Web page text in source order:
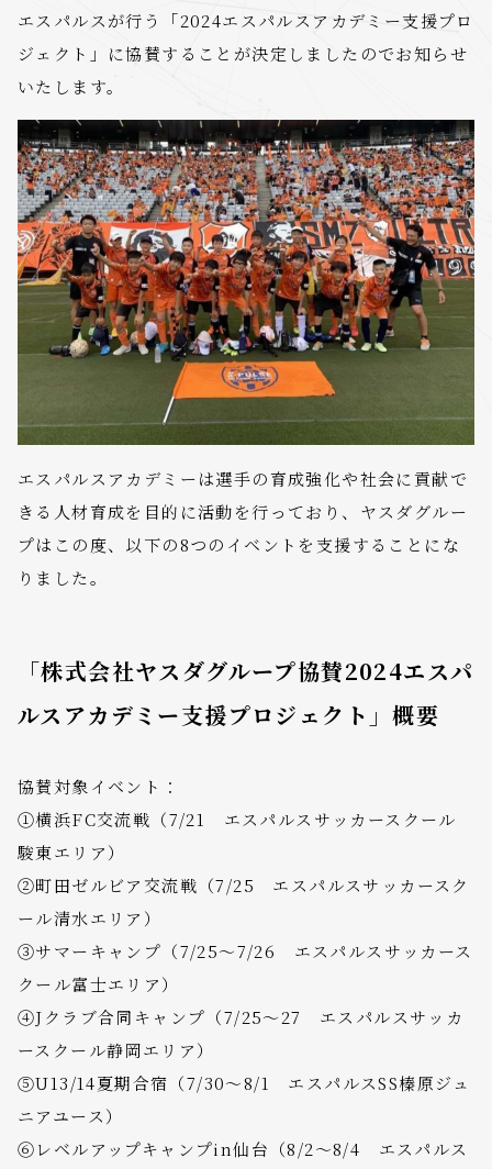
エスパルスが行う「2024エスパルスアカデミー支援プロ
ジェクト」に協賛することが決定しましたのでお知らせ
いたします。
エスパルスアカデミーは選手の育成強化や社会に貢献で
きる人材育成を目的に活動を行っており、ヤスダグルー
プはこの度、以下の8つのイベントを支援することにな
りました。
「株式会社ヤスダグループ協賛2024エスパ
ルスアカデミー支援プロジェクト」概要
協賛対象イベント：
①横浜FC交流戦（7/21 エスパルスサッカースクール
駿東エリア）
②町田ゼルビア交流戦（7/25 エスパルスサッカースク
ール清水エリア）
③サマーキャンプ（7/25～7/26 エスパルスサッカース
クール富士エリア）
④Jクラブ合同キャンプ（7/25～27 エスパルスサッカ
ースクール静岡エリア）
⑤U13/14夏期合宿（7/30～8/1 エスパルスSS榛原ジュ
ニアユース）
⑥レベルアップキャンプin仙台（8/2～8/4 エスパルス